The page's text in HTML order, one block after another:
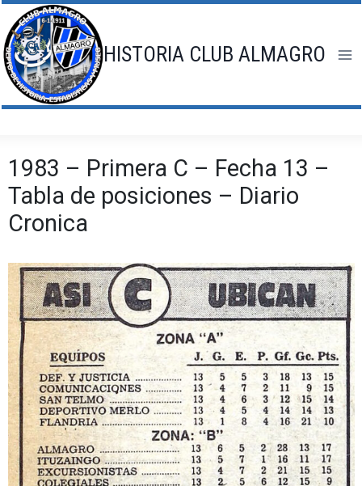
Saltar
al
contenido
HISTORIA CLUB ALMAGRO
1983 – Primera C – Fecha 13 –
Tabla de posiciones – Diario
Cronica